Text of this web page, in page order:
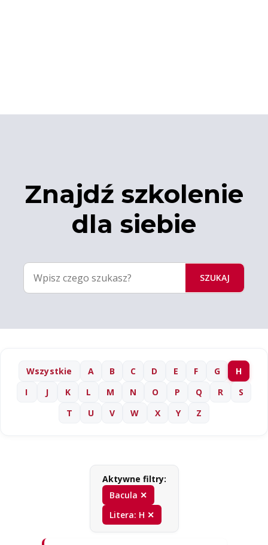
Znajdź szkolenie
dla siebie
SZUKAJ
Wszystkie A B C D E F G
H
I
J K L M N O P Q R
S
T
U V W X Y Z
Aktywne filtry:
Bacula ✕
Litera: H ✕